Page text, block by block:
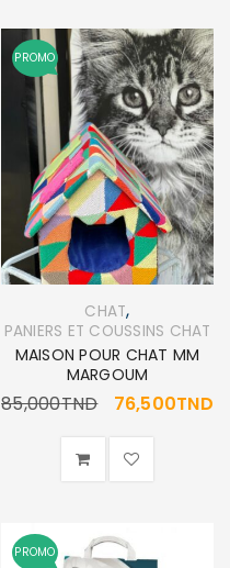
PROMO
CHAT,
PANIERS ET COUSSINS CHAT
MAISON POUR CHAT MM
MARGOUM
85,000TND 76,500TND
PROMO